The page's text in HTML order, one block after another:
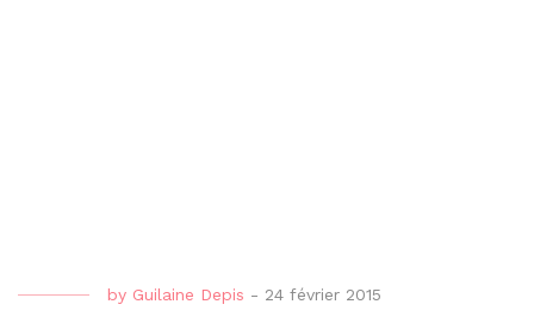
by Guilaine Depis - 24 février 2015